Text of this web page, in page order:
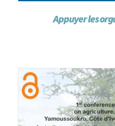
Appuyer les